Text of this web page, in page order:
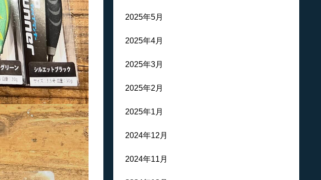
2025年5月
2025年4月
2025年3月
2025年2月
2025年1月
2024年12月
2024年11月